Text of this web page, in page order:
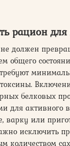
рацион
должен
общего
белковых
активного
варку или
исключить
количеством